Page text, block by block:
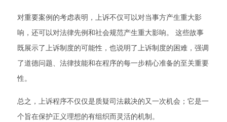
对重要案例的考虑表明，上诉不仅可以对当事方产生重大影
响，还可以对法律先例和社会规范产生重大影响。 这些故事
既展示了上诉制度的可能性，也说明了上诉制度的困难，强调
了道德问题、法律技能和在程序的每一步精心准备的至关重要
性。
总之，上诉程序不仅仅是质疑司法裁决的又一次机会；它是一
个旨在保护正义理想的有组织而灵活的机制。